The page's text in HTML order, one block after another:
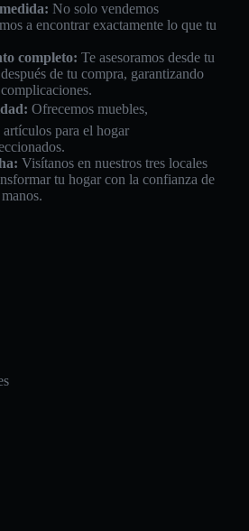
No solo vendemos
a encontrar exactamente lo que tu
completo: Te asesoramos desde tu
de tu compra, garantizando
Ofrecemos muebles,
para el hogar
Visítanos en nuestros tres locales
tu hogar con la confianza de